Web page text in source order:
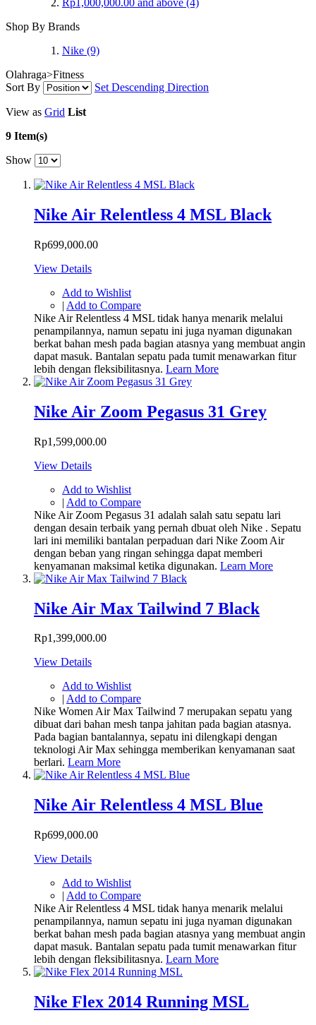
Rp1,000,000.00 and above (4)
Shop By Brands
Nike (9)
Olahraga>Fitness
Sort By
Set Descending Direction
View as Grid List
9 Item(s)
Show
Nike Air Relentless 4 MSL Black
Rp699,000.00
View Details
Add to Wishlist
| Add to Compare
Nike Air Relentless 4 MSL tidak hanya menarik melalui
penampilannya, namun sepatu ini juga nyaman digunakan
berkat bahan mesh pada bagian atasnya yang membuat angin
dapat masuk. Bantalan sepatu pada tumit menawarkan fitur
lebih dengan fleksibilitasnya. Learn More
Nike Air Zoom Pegasus 31 Grey
Rp1,599,000.00
View Details
Add to Wishlist
| Add to Compare
Nike Air Zoom Pegasus 31 adalah salah satu sepatu lari
dengan desain terbaik yang pernah dbuat oleh Nike . Sepatu
lari ini memiliki bantalan perpaduan dari Nike Zoom Air
dengan beban yang ringan sehingga dapat memberi
kenyamanan maksimal ketika digunakan. Learn More
Nike Air Max Tailwind 7 Black
Rp1,399,000.00
View Details
Add to Wishlist
| Add to Compare
Nike Women Air Max Tailwind 7 merupakan sepatu yang
dibuat dari bahan mesh tanpa jahitan pada bagian atasnya.
Pada bagian bantalannya, sepatu ini dilengkapi dengan
teknologi Air Max sehingga memberikan kenyamanan saat
berlari. Learn More
Nike Air Relentless 4 MSL Blue
Rp699,000.00
View Details
Add to Wishlist
| Add to Compare
Nike Air Relentless 4 MSL tidak hanya menarik melalui
penampilannya, namun sepatu ini juga nyaman digunakan
berkat bahan mesh pada bagian atasnya yang membuat angin
dapat masuk. Bantalan sepatu pada tumit menawarkan fitur
lebih dengan fleksibilitasnya. Learn More
Nike Flex 2014 Running MSL